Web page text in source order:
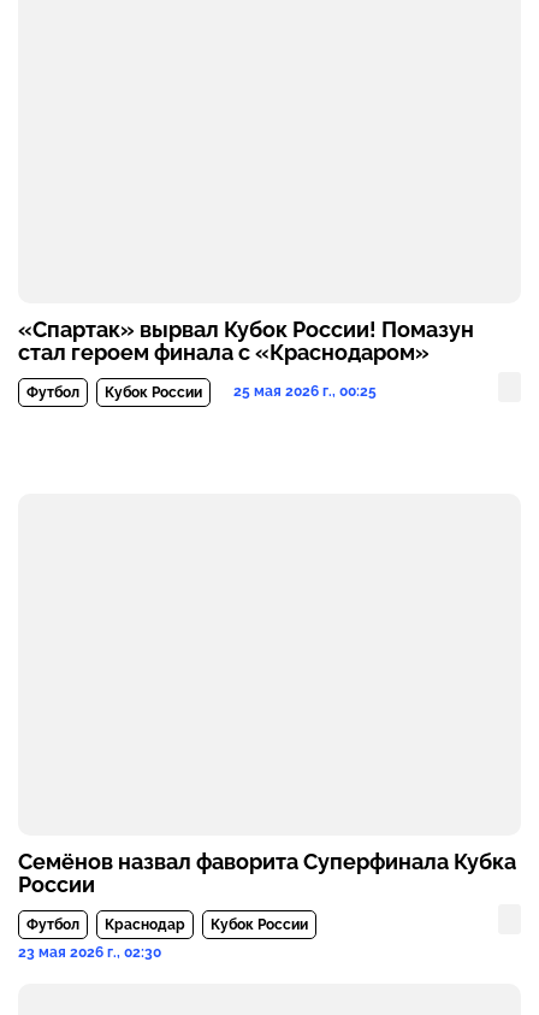
«Спартак» вырвал Кубок России! Помазун
стал героем финала с «Краснодаром»
Футбол Кубок России 25 мая 2026 г., 00:25
Семёнов назвал фаворита Суперфинала Кубка
России
Футбол Краснодар
Кубок России
23 мая 2026 г., 02:30